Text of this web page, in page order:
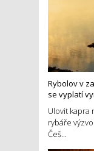
Rybolov v
se vyplatí
Ulovit kapra
rybáře
Češ...